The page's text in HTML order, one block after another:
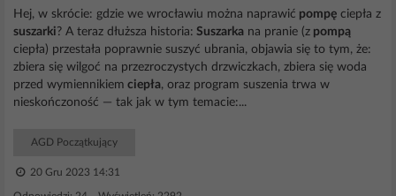
Hej, w skrócie: gdzie we wrocławiu można naprawić pompę ciepła z
suszarki? A teraz dłuższa historia: Suszarka na pranie (z pompą
ciepła) przestała poprawnie suszyć ubrania, objawia się to tym, że:
zbiera się wilgoć na przezroczystych drzwiczkach, zbiera się woda
przed wymiennikiem ciepła, oraz program suszenia trwa w
nieskończoność — tak jak w tym temacie:...
AGD Początkujący
20 Gru 2023 14:31